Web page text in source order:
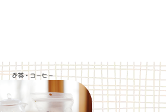
お茶・コーヒー